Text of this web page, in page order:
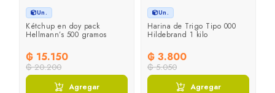
Un.
Kétchup en doy pack
Hellmann’s 500 gramos
₲ 15.150
₲ 20.200
Agregar
Un.
Harina de Trigo Tipo 000
Hildebrand 1 kilo
₲ 3.800
₲ 5.050
Agregar